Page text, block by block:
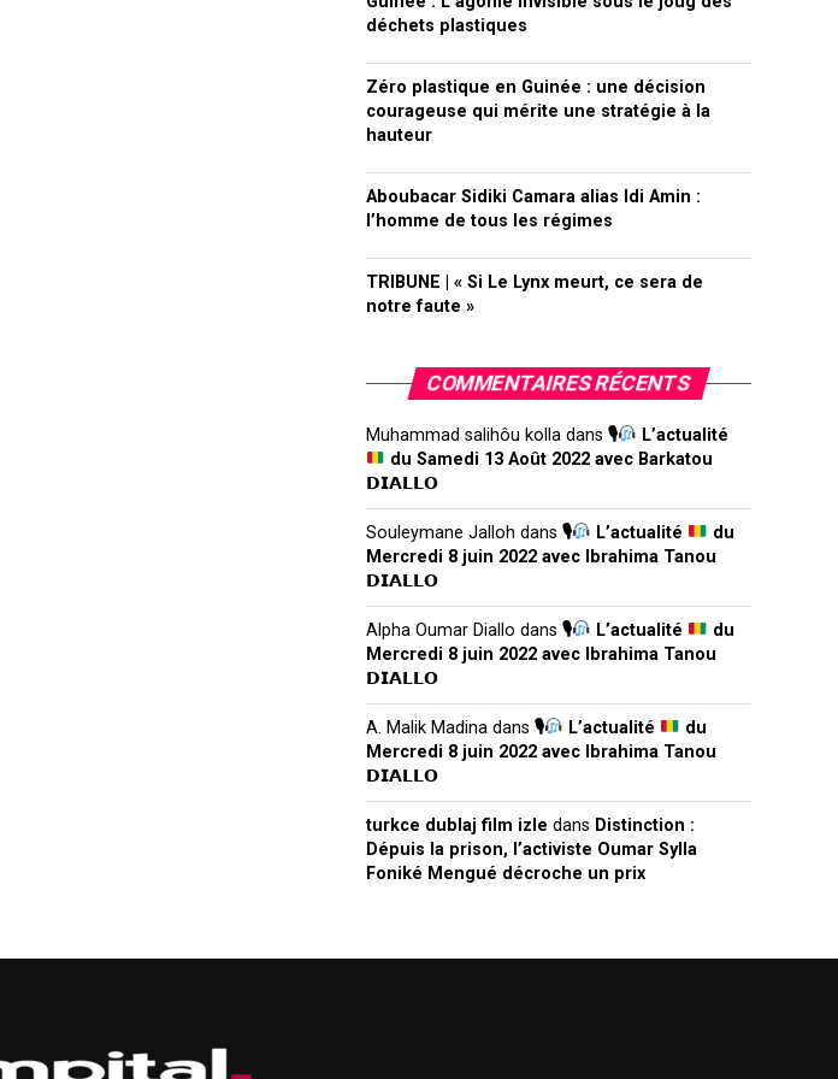
déchets plastiques
Zéro plastique en Guinée : une décision
courageuse qui mérite une stratégie à la
hauteur
Aboubacar Sidiki Camara alias Idi Amin :
l’homme de tous les régimes
TRIBUNE | « Si Le Lynx meurt, ce sera de
notre faute »
COMMENTAIRES RÉCENTS
Muhammad salihôu kolla dans 🎙
L’actualité
du Samedi 13 Août 2022 avec Barkatou
𝗗𝗜𝗔𝗟𝗟𝗢
Souleymane Jalloh dans 🎙 L’actualité
du
Mercredi 8 juin 2022 avec Ibrahima Tanou
𝗗𝗜𝗔𝗟𝗟𝗢
Alpha Oumar Diallo dans 🎙 L’actualité
du
Mercredi 8 juin 2022 avec Ibrahima Tanou
𝗗𝗜𝗔𝗟𝗟𝗢
A. Malik Madina dans 🎙 L’actualité
du
Mercredi 8 juin 2022 avec Ibrahima Tanou
𝗗𝗜𝗔𝗟𝗟𝗢
turkce dublaj film izle dans Distinction :
Dépuis la prison, l’activiste Oumar Sylla
Foniké Mengué décroche un prix